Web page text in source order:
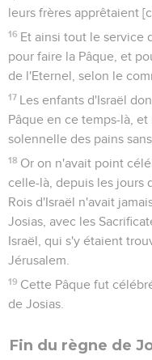
leurs frères apprêtaient
16 Et ainsi tout le service
pour faire la Pâque, et
de l'Eternel, selon le
17 Les enfants d'Israël
Pâque en ce temps-là,
solennelle des pains
18 Or on n'avait point
celle-là, depuis les jours
Rois d'Israël n'avait
Josias, avec les
Israël, qui s'y étaient
Jérusalem.
19 Cette Pâque fut
de Josias.
Fin du règne de